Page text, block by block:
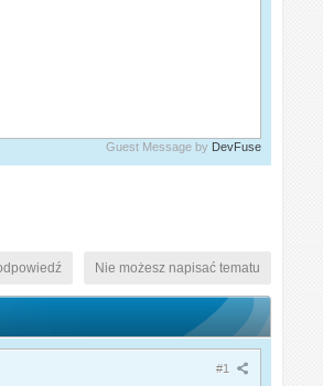
Guest Message by DevFuse
Nie możesz napisać tematu
#1